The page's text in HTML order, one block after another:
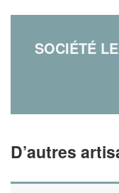
SOCIÉTÉ
D’autres